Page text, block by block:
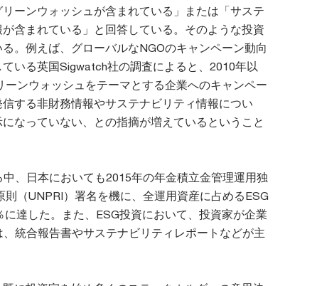
ーンウォッシュが含まれている」または「サステ
含まれている」と回答している。そのような投資
。例えば、グローバルなNGOのキャンペーン動向
いる英国Sigwatch社の調査によると、2010年以
ンウォッシュをテーマとする企業へのキャンペー
する非財務情報やサステナビリティ情報につい
なっていない、との指摘が増えているということ
、日本においても2015年の年金積立金管理運用独
（UNPRI）署名を機に、全運用資産に占めるESG
達した。また、ESG投資において、投資家が企業
統合報告書やサステナビリティレポートなどが主